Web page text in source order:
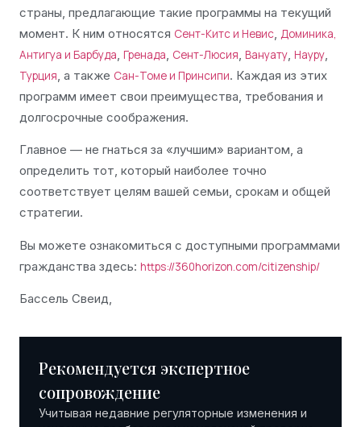
страны, предлагающие такие программы на текущий
момент. К ним относятся Сент-Китс и Невис Доминика,
Антигуа и Барбуда Гренада Сент-Люсия Вануату Науру
Турция , а также Сан-Томе и Принсипи. Каждая из этих
программ имеет свои преимущества, требования и
долгосрочные соображения.
Главное — не гнаться за «лучшим» вариантом, а
определить тот, который наиболее точно
соответствует целям вашей семьи, срокам и общей
стратегии.
Вы можете ознакомиться с доступными программами
гражданства здесь: https://360horizon.com/citizenship/
Бассель Свеид,
Рекомендуется экспертное
сопровождение
Учитывая недавние регуляторные изменения и